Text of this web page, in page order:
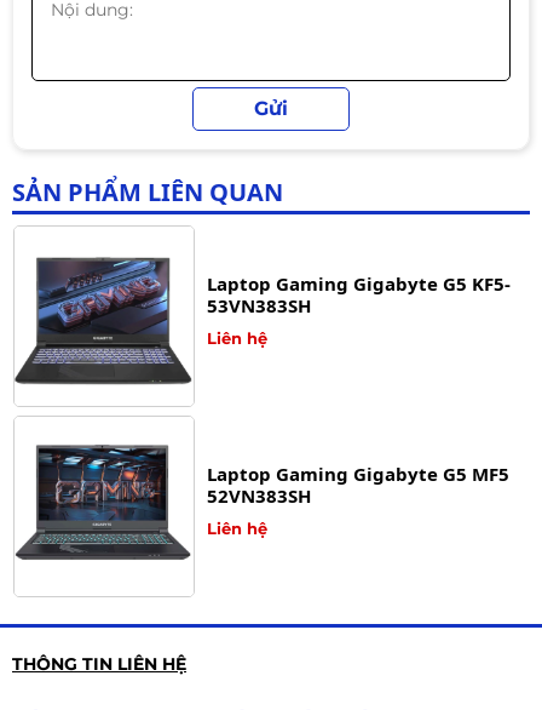
SẢN PHẨM LIÊN QUAN
OMEN by HP Gaming Laptop 15
5.500.000đ
Laptop Gaming Gigabyte G5 KF5-
53VN383SH
Liên hệ
Laptop Gaming Gigabyte G5 MF5
52VN383SH
Liên hệ
THÔNG TIN LIÊN HỆ